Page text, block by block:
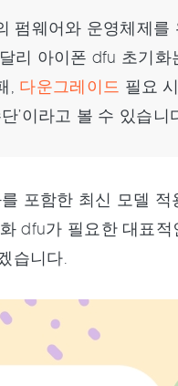
펌웨어와 운영체제
리 아이폰 dfu 초기화
, 다운그레이드 필요
’이라고 볼 수 있습니
포함한 최신 모델
dfu가 필요한 대표적
습니다.